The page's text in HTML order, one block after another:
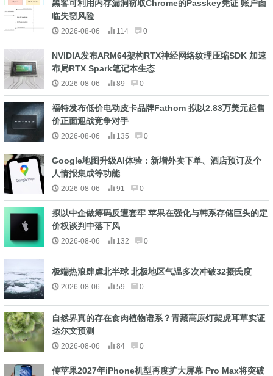
黑客可利用内存漏洞窃取Chrome的Passkey凭证 账户面
临失窃风险
2026-08-06 114 0
NVIDIA发布ARM64架构RTX神经网络纹理压缩SDK 加速
布局RTX Spark笔记本生态
2026-08-06 89 0
福特发布低价电动皮卡品牌Fathom 拟以2.83万美元起售
价正面迎战竞争对手
2026-08-06 135 0
Google地图升级AI体验：新增外卖下单、酒店预订及个
人情报集成等功能
2026-08-06 91 0
拟以中企做筹码反遭套牢 苹果在强化与韩系存储巨头的定
价权谈判中落下风
2026-08-06 132 0
极端热浪肆虐北半球 北极地区气温多次冲破32摄氏度
2026-08-06 59 0
自然界真的存在食肉植物谱系？青藏高原灯架虎耳草实证
达尔文预测
2026-08-06 84 0
传苹果2027年iPhone机型再度扩大屏幕 Pro Max将突破